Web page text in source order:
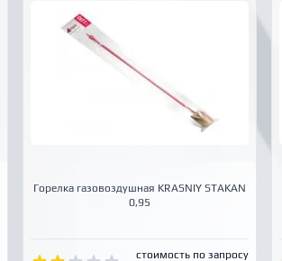
Горелка газовоздушная KRASNIY STAKAN
0,95
стоимость по запросу